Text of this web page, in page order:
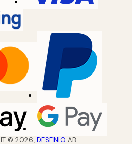
©2026, DESENIO AB